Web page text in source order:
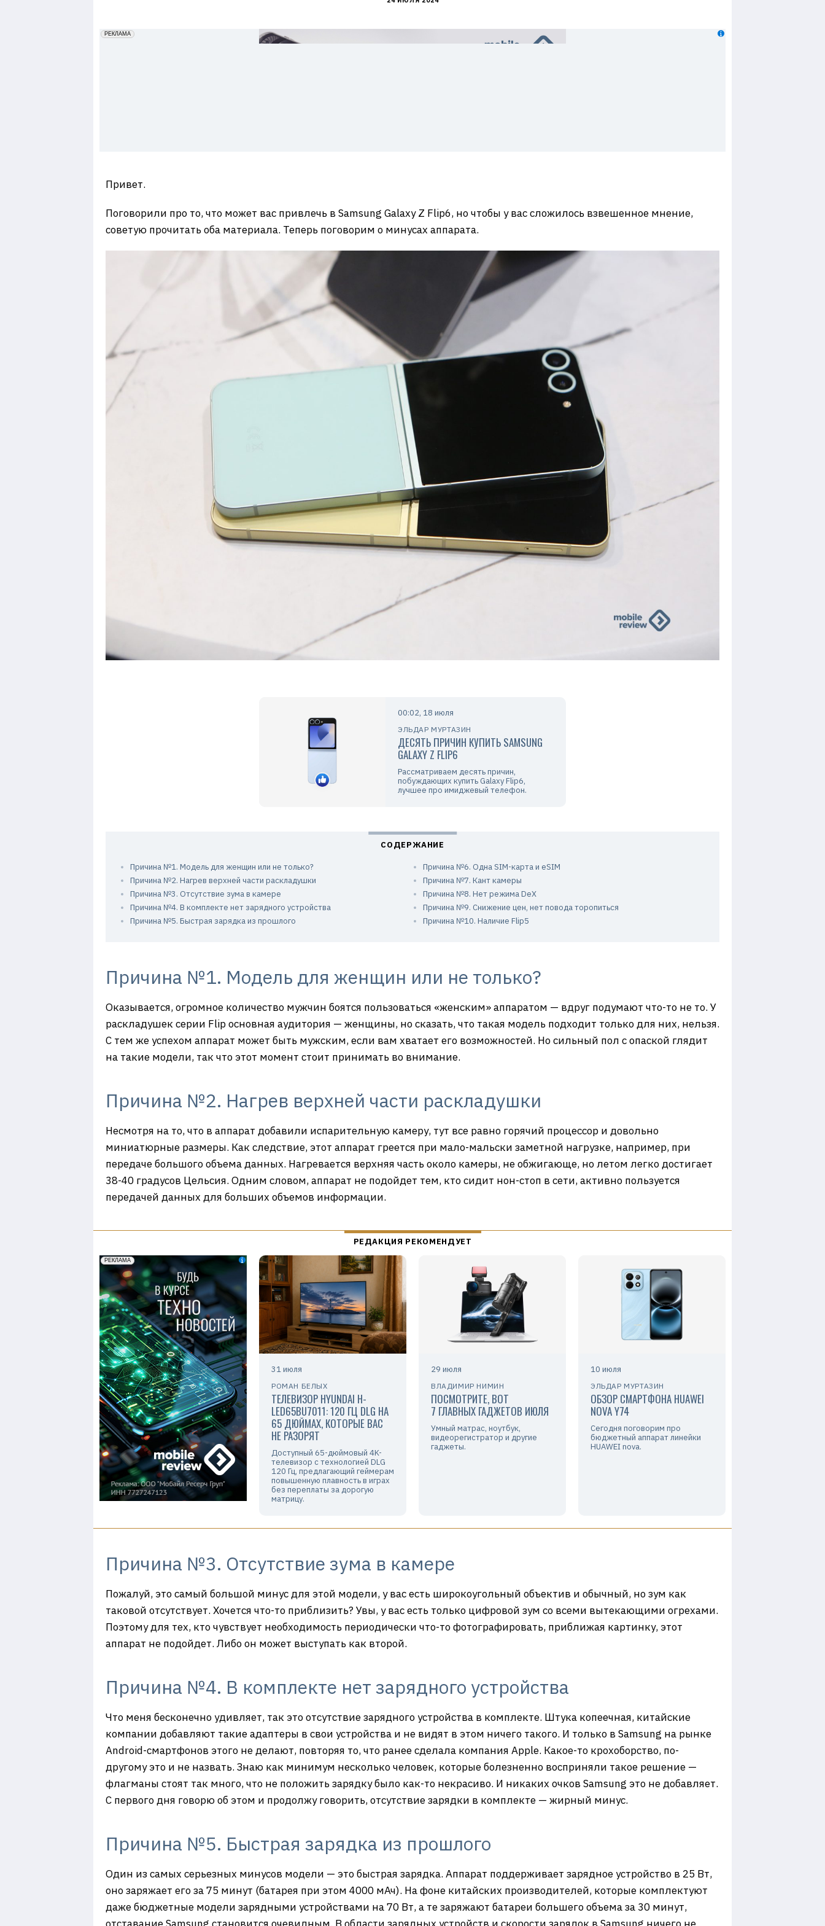
erid: 2VfnxxmNzs5
РЕКЛАМА
Привет.
Поговорили про то, что может вас привлечь в Samsung Galaxy Z Flip6, но чтобы у вас сложилось взвешенное мнение,
советую прочитать оба материала. Теперь поговорим о минусах аппарата.
00:02, 18 июля
ЭЛЬДАР МУРТАЗИН
ДЕСЯТЬ ПРИЧИН КУПИТЬ SAMSUNG
GALAXY Z FLIP6
Рассматриваем десять причин,
побуждающих купить Galaxy Flip6,
лучшее про имиджевый телефон.
Причина №1. Модель для женщин или не только?
Причина №2. Нагрев верхней части раскладушки
Причина №3. Отсутствие зума в камере
Причина №4. В комплекте нет зарядного устройства
Причина №5. Быстрая зарядка из прошлого
Причина №6. Одна SIM-карта и eSIM
Причина №7. Кант камеры
Причина №8. Нет режима DeX
Причина №9. Снижение цен, нет повода торопиться
Причина №10. Наличие Flip5
Причина №1. Модель для женщин или не только?
Оказывается, огромное количество мужчин боятся пользоваться «женским» аппаратом — вдруг подумают что-то не то. У
раскладушек серии Flip основная аудитория — женщины, но сказать, что такая модель подходит только для них, нельзя.
С тем же успехом аппарат может быть мужским, если вам хватает его возможностей. Но сильный пол с опаской глядит
на такие модели, так что этот момент стоит принимать во внимание.
Причина №2. Нагрев верхней части раскладушки
Несмотря на то, что в аппарат добавили испарительную камеру, тут все равно горячий процессор и довольно
миниатюрные размеры. Как следствие, этот аппарат греется при мало-мальски заметной нагрузке, например, при
передаче большого объема данных. Нагревается верхняя часть около камеры, не обжигающе, но летом легко достигает
38-40 градусов Цельсия. Одним словом, аппарат не подойдет тем, кто сидит нон-стоп в сети, активно пользуется
передачей данных для больших объемов информации.
31 июля
РОМАН БЕЛЫХ
ТЕЛЕВИЗОР HYUNDAI H-
LED65BU7011: 120 ГЦ DLG НА
65 ДЮЙМАХ, КОТОРЫЕ ВАС
НЕ РАЗОРЯТ
Доступный 65-дюймовый 4K-
телевизор с технологией DLG
120 Гц, предлагающий геймерам
повышенную плавность в играх
без переплаты за дорогую
матрицу.
29 июля
ВЛАДИМИР НИМИН
ПОСМОТРИТЕ, ВОТ
7 ГЛАВНЫХ ГАДЖЕТОВ ИЮЛЯ
Умный матрас, ноутбук,
видеорегистратор и другие
гаджеты.
10 июля
ЭЛЬДАР МУРТАЗИН
ОБЗОР СМАРТФОНА HUAWEI
NOVA Y74
Сегодня поговорим про
бюджетный аппарат линейки
HUAWEI nova.
Причина №3. Отсутствие зума в камере
Пожалуй, это самый большой минус для этой модели, у вас есть широкоугольный объектив и обычный, но зум как
таковой отсутствует. Хочется что-то приблизить? Увы, у вас есть только цифровой зум со всеми вытекающими огрехами.
Поэтому для тех, кто чувствует необходимость периодически что-то фотографировать, приближая картинку, этот
аппарат не подойдет. Либо он может выступать как второй.
Причина №4. В комплекте нет зарядного устройства
Что меня бесконечно удивляет, так это отсутствие зарядного устройства в комплекте. Штука копеечная, китайские
компании добавляют такие адаптеры в свои устройства и не видят в этом ничего такого. И только в Samsung на рынке
Android-смартфонов этого не делают, повторяя то, что ранее сделала компания Apple. Какое-то крохоборство, по-
другому это и не назвать. Знаю как минимум несколько человек, которые болезненно восприняли такое решение —
флагманы стоят так много, что не положить зарядку было как-то некрасиво. И никаких очков Samsung это не добавляет.
С первого дня говорю об этом и продолжу говорить, отсутствие зарядки в комплекте — жирный минус.
Причина №5. Быстрая зарядка из прошлого
Один из самых серьезных минусов модели — это быстрая зарядка. Аппарат поддерживает зарядное устройство в 25 Вт,
оно заряжает его за 75 минут (батарея при этом 4000 мАч). На фоне китайских производителей, которые комплектуют
даже бюджетные модели зарядными устройствами на 70 Вт, а те заряжают батареи большего объема за 30 минут,